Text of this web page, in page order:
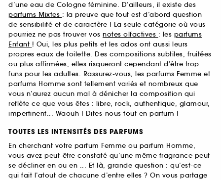
d’une eau de Cologne féminine. D’ailleurs, il existe des
parfums Mixtes : la preuve que tout est d’abord question
de sensibilité et de caractère ! La seule catégorie où vous
pourriez ne pas trouver vos notes olfactives : les parfums
Enfant ! Oui, les plus petits et les ados ont aussi leurs
propres eaux de toilette. Des compositions subtiles, fruitées
ou plus affirmées, elles risqueront cependant d’être trop
funs pour les adultes. Rassurez-vous, les parfums Femme et
parfums Homme sont tellement variés et nombreux que
vous n’aurez aucun mal à dénicher la composition qui
reflète ce que vous êtes : libre, rock, authentique, glamour,
impertinent... Waouh ! Dites-nous tout en parfum !
TOUTES LES INTENSITÉS DES PARFUMS
En cherchant votre parfum Femme ou parfum Homme,
vous avez peut-être constaté qu’une même fragrance peut
se décliner en ou en ... Et là, grande question : qu’est-ce
qui fait l’atout de chacune d’entre elles ? On vous partage